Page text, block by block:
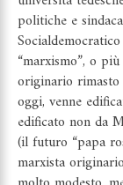
politiche e
“marxismo”, o
originario rimasto
oggi, venne
edificato non da
(il futuro “papa
marxista